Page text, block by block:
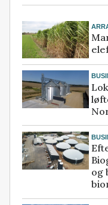
og